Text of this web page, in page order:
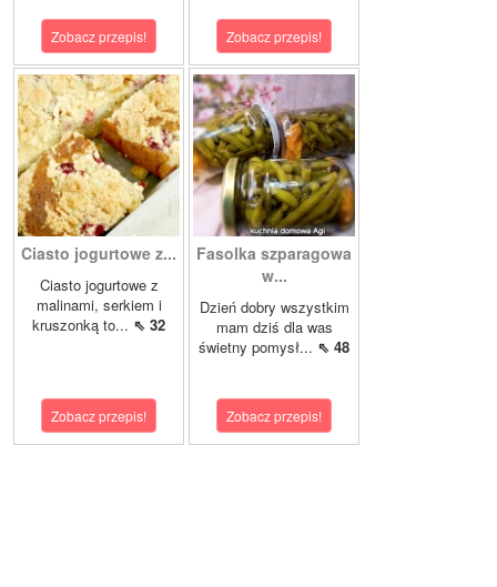
Zobacz przepis! Zobacz przepis!
Ciasto jogurtowe z...
Ciasto jogurtowe z
malinami, serkiem i
kruszonką to... ⇖ 32
Zobacz przepis!
Fasolka szparagowa
w...
Dzień dobry wszystkim
mam dziś dla was
świetny pomysł... ⇖ 48
Zobacz przepis!